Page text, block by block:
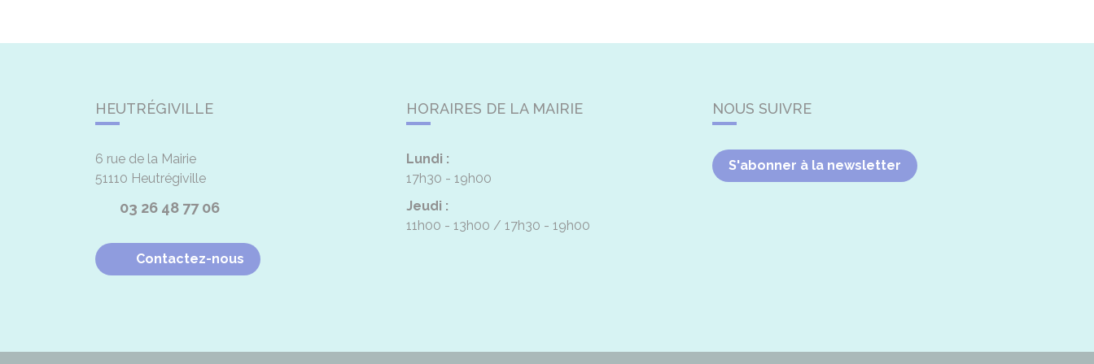
HEUTRÉGIVILLE
6 rue de la Mairie
51110 Heutrégiville
03 26 48 77 06
Contactez-nous
HORAIRES DE LA MAIRIE
Lundi :
17h30 - 19h00
Jeudi :
11h00 - 13h00
17h30 - 19h00
NOUS SUIVRE
S'abonner à la newsletter